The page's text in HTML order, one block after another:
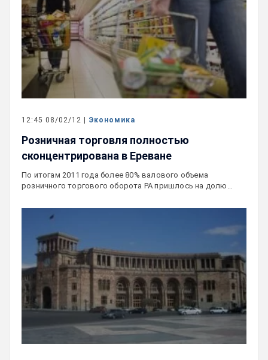
12:45 08/02/12 | Экономика
Розничная торговля полностью
сконцентрирована в Ереване
По итогам 2011 года более 80% валового объема
розничного торгового оборота РА пришлось на долю…